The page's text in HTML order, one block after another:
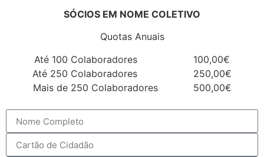
SÓCIOS EM NOME COLETIVO
Quotas Anuais
Até 100 Colaboradores 100,00€
Até 250 Colaboradores 250,00€
Mais de 250 Colaboradores 500,00€